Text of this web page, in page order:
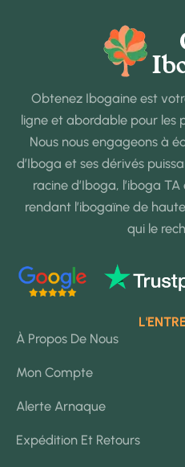
Obtenez Ibogaine est
ligne et abordable pour les
Nous nous engageons à
d’Iboga et ses dérivés
racine d’Iboga, l’iboga
rendant l’ibogaïne de
qui le
À Propos De Nous
Mon Compte
Alerte Arnaque
Expédition Et Retours